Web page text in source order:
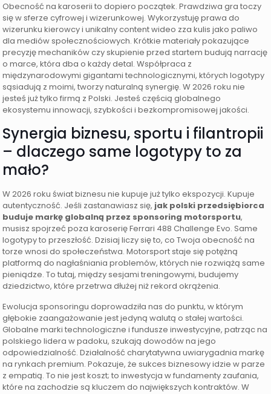
Obecność na karoserii to dopiero początek. Prawdziwa gra toczy
się w sferze cyfrowej i wizerunkowej. Wykorzystuję prawa do
wizerunku kierowcy i unikalny content wideo zza kulis jako paliwo
dla mediów społecznościowych. Krótkie materiały pokazujące
precyzję mechaników czy skupienie przed startem budują narrację
o marce, która dba o każdy detal. Współpraca z
międzynarodowymi gigantami technologicznymi, których logotypy
sąsiadują z moimi, tworzy naturalną synergię. W 2026 roku nie
jesteś już tylko firmą z Polski. Jesteś częścią globalnego
ekosystemu innowacji, szybkości i bezkompromisowej jakości.
Synergia biznesu, sportu i filantropii
– dlaczego same logotypy to za
mało?
W 2026 roku świat biznesu nie kupuje już tylko ekspozycji. Kupuje
autentyczność. Jeśli zastanawiasz się, jak polski przedsiębiorca
buduje markę globalną przez sponsoring motorsportu,
musisz spojrzeć poza karoserię Ferrari 488 Challenge Evo. Same
logotypy to przeszłość. Dzisiaj liczy się to, co Twoja obecność na
torze wnosi do społeczeństwa. Motorsport staje się potężną
platformą do nagłaśniania problemów, których nie rozwiążą same
pieniądze. To tutaj, między sesjami treningowymi, budujemy
dziedzictwo, które przetrwa dłużej niż rekord okrążenia.
Ewolucja sponsoringu doprowadziła nas do punktu, w którym
głębokie zaangażowanie jest jedyną walutą o stałej wartości.
Globalne marki technologiczne i fundusze inwestycyjne, patrząc na
polskiego lidera w padoku, szukają dowodów na jego
odpowiedzialność. Działalność charytatywna uwiarygadnia markę
na rynkach premium. Pokazuje, że sukces biznesowy idzie w parze
z empatią. To nie jest koszt; to inwestycja w fundamenty zaufania,
które na zachodzie są kluczem do największych kontraktów. W